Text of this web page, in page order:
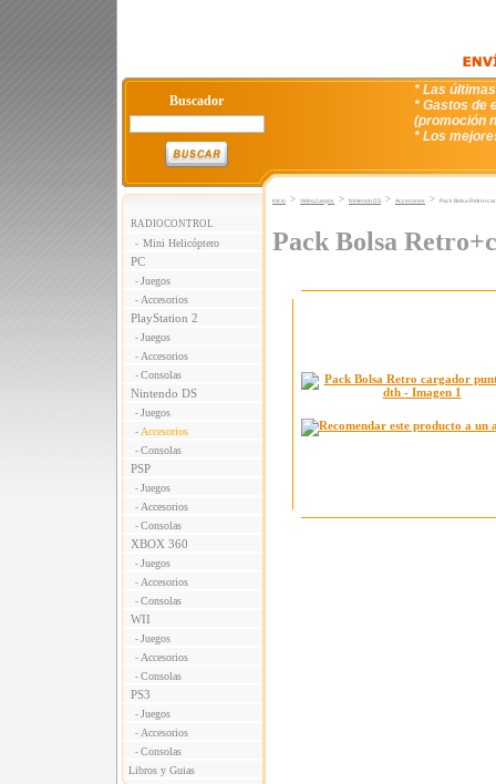
Buscador
* Las
* Gastos de
(promoción
* Los
RADIOCONTROL
- Mini Helicóptero
PC
- Juegos
- Accesorios
PlayStation 2
- Juegos
- Accesorios
- Consolas
Nintendo DS
- Juegos
- Accesorios
- Consolas
PSP
- Juegos
- Accesorios
- Consolas
XBOX 360
- Juegos
- Accesorios
- Consolas
WII
- Juegos
- Accesorios
- Consolas
PS3
- Juegos
- Accesorios
- Consolas
Libros y Guias
Inicio > VideoJuegos > Nintendo DS > Accesorios > Pack Bolsa
Pack Bolsa